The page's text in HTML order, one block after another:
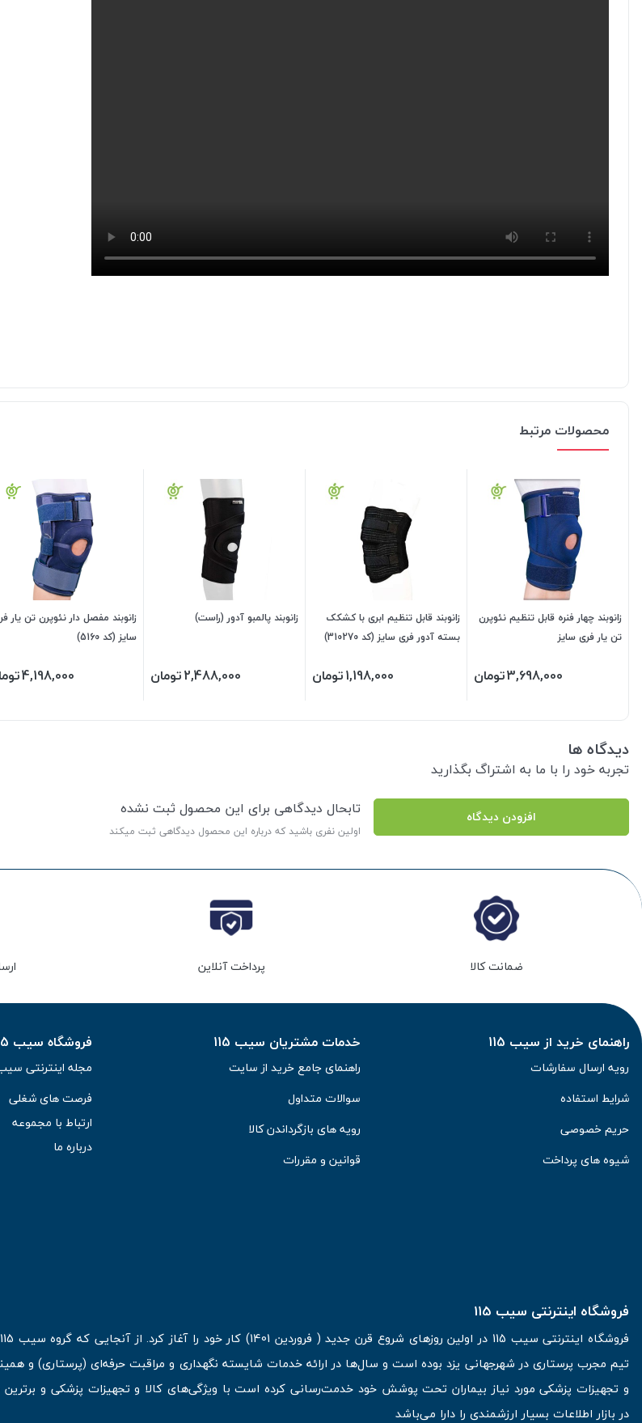
محصولات مرتبط
زانوبند چهار فنره قابل تنظیم نئوپرن
تن یار فری سایز
3,698,000تومان
زانوبند قابل تنظیم ابری با کشکک
بسته آدور فری سایز (کد 310270)
1,198,000تومان
زانوبند پالمبو آدور (راست)
2,488,000تومان
زانوبند مفصل دار نئوپرن تن یار
سایز (کد 5160)
4,198,000
دیدگاه ها
تجربه خود را با ما به اشتراگ بگذارید
افزودن دیدگاه تابحال دیدگاهی برای این محصول ثبت نشده
اولین نفری باشید که درباره این محصول دیدگاهی ثبت میکند
ضمانت کالا پرداخت آنلاین
راهنمای خرید از سیب 115
رویه ارسال سفارشات
شرایط استفاده
حریم خصوصی
شیوه های پرداخت
خدمات مشتریان سیب 115
راهنمای جامع خرید از سایت
سوالات متداول
رویه های بازگرداندن کالا
قوانین و مقررات
فروشگاه سیب 115
مجله اینترنتی سیب
فرصت های شغلی
ارتباط با مجموعه
درباره ما
فروشگاه اینترنتی سیب 115
تیم مجرب پرستاری در شهرجهانی یزد بوده است و سال‌ها در ارائه خدمات شایسته نگهداری و مراقبت حرفه‌ای (پرستاری) و
و تجهیزات پزشکی مورد نیاز بیماران تحت پوشش خود خدمت‌رسانی کرده است با ویژگی‌های کالا و تجهیزات پزشکی و برترین
در بازار اطلاعات بسیار ارزشمندی را دارا می‌باشد